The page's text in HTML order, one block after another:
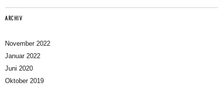
ARCHIV
November 2022
Januar 2022
Juni 2020
Oktober 2019